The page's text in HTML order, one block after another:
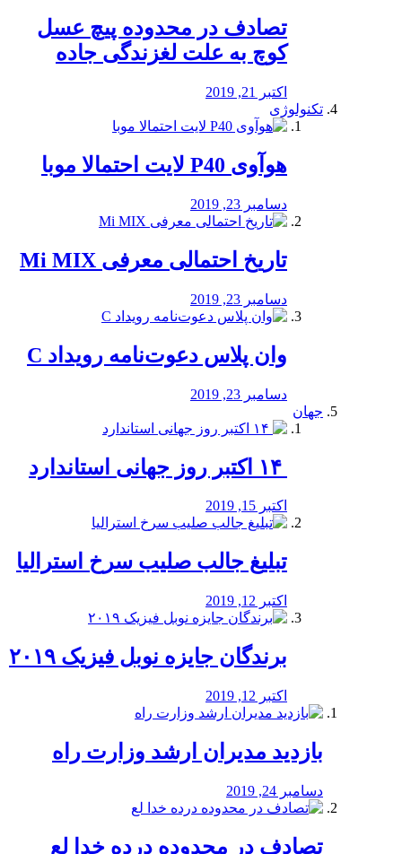
تصادف در محدوده پیچ عسل
کوچ به علت لغزندگی جاده
اکتبر 21, 2019
تکنولوژی
هوآوی P40 لایت احتمالا موبا
دسامبر 23, 2019
تاریخ احتمالی معرفی Mi MIX
دسامبر 23, 2019
وان پلاس دعوت‌نامه رویداد C
دسامبر 23, 2019
جهان
اکتبر 15, 2019
تبلیغ جالب صلیب سرخ استرالیا
اکتبر 12, 2019
برندگان جایزه نوبل فیزیک ۲۰۱۹
اکتبر 12, 2019
بازدید مدیران ارشد وزارت راه
دسامبر 24, 2019
تصادف در محدوده درده خدا لع